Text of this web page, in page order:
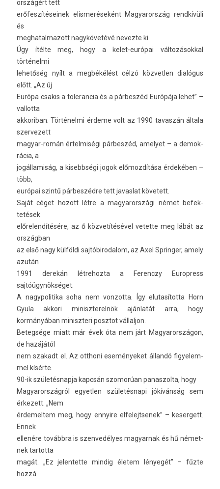
országért tett
erőfes­zítéseinek elis­meréseként Magyarország rendkívüli
és
meg­hatal­mazott nagykövetévé nevez­te ki.
Úgy ítélte meg, hogy a kelet-európai vál­tozásokk­al
történelmi
lehetőség nyílt a megbékélést célzó köz­vetl­en dialógus
előtt. „Az új
Európa csakis a toleran­cia és a párbeszéd Európája lehet” –
val­lotta
ak­koriban. Történelmi érdeme volt az 1990 tavas­zán általa
szer­vezett
magyar-román értel­miségi párbeszéd, amelyet – a de­mok­
rácia, a
jogál­lamiság, a kisebbségi jogok előmozdítása érdekében –
több,
európai szintű párbeszédre tett javas­lat követett.
Saját céget hozott létre a magyarországi német be­fek­
tetések
előrelen­dítésére, az ő közvetítésével vetet­te meg lábát az
országban
az első nagy külföldi saj­tóbirodalom, az Axel Spring­er, amely
azután
1991 derekán lét­rehoz­ta a Ferenczy Europ­ress
sajtóügynökséget.
A nagypolitika soha nem von­zotta. Így elutasítot­ta Horn
Gyula ak­kori miniszterel­nök ajánlatát arra, hogy
kormányában miniszteri posztot vál­laljon.
Bet­eg­sége miatt már évek óta nem járt Magyarországon,
de hazájától
nem szakadt el. Az otthoni eseményeket állandó figyelem­
mel kísérte.
90-ik születés­napja kapcsán szomorúan panas­zolta, hogy
Magyarország­ról egyetl­en születésnapi jókívánság sem
érkezett. „Nem
érdemel­tem meg, hogy en­nyire el­felejtsenek” – keser­gett.
Ennek
ellenére továbbra is szen­vedélyes magyar­nak és hű német­
nek tar­totta
magát. „Ez jelen­tette min­dig életem lényegét” – fűzte
hozzá.